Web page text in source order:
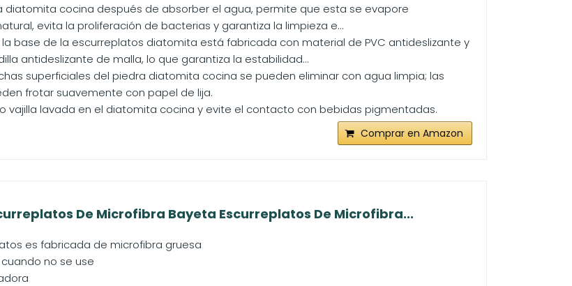
diatomita cocina después de absorber el agua, permite que esta se evapore
evita la proliferación de bacterias y garantiza la limpieza e...
base de la escurreplatos diatomita está fabricada con material de PVC antideslizante y
antideslizante de malla, lo que garantiza la estabilidad...
superficiales del piedra diatomita cocina se pueden eliminar con agua limpia; las
frotar suavemente con papel de lija.
vajilla lavada en el diatomita cocina y evite el contacto con bebidas pigmentadas.
Comprar en Amazon
De Microfibra Bayeta Escurreplatos De Microfibra...
es fabricada de microfibra gruesa
no se use